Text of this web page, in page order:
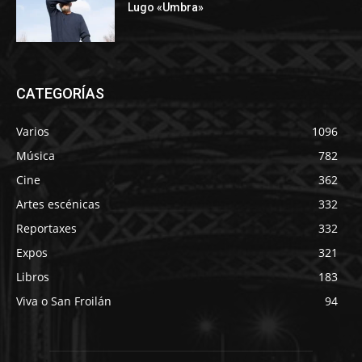
Lugo «Umbra»
CATEGORÍAS
Varios
1096
Música
782
Cine
362
Artes escénicas
332
Reportaxes
332
Expos
321
Libros
183
Viva o San Froilán
94